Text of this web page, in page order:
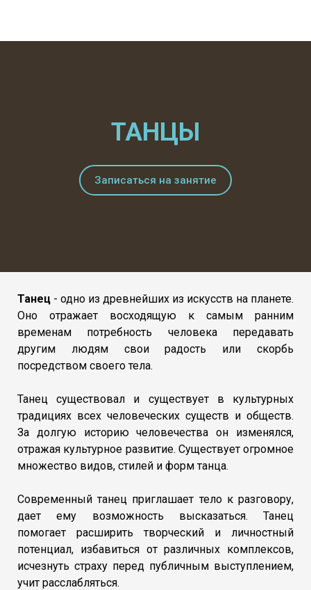
ТАНЦЫ
Записаться на занятие
Танец - одно из древнейших из искусств на планете.
Оно отражает восходящую к самым ранним
временам потребность человека передавать
другим людям свои радость или скорбь
посредством своего тела.
Танец существовал и существует в культурных
традициях всех человеческих существ и обществ.
За долгую историю человечества он изменялся,
отражая культурное развитие. Существует огромное
множество видов, стилей и форм танца.
Современный танец приглашает тело к разговору,
дает ему возможность высказаться. Танец
помогает расширить творческий и личностный
потенциал, избавиться от различных комплексов,
исчезнуть страху перед публичным выступлением,
учит расслабляться.